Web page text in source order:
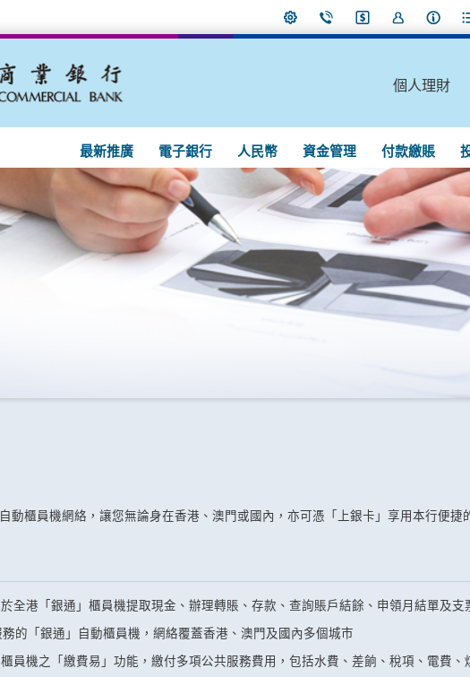
個人理財
最新推廣 電子銀行 人民幣 資金管理 付款繳賬
動櫃員機網絡，讓您無論身在香港、澳門或國內，亦可憑「上銀卡」享用本行便捷
全港「銀通」櫃員機提取現金、辦理轉賬、存款、查詢賬戶結餘、申領月結單及支
的「銀通」自動櫃員機，網絡覆蓋香港、澳門及國內多個城市
員機之「繳費易」功能，繳付多項公共服務費用，包括水費、差餉、稅項、電費、